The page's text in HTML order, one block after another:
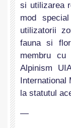
si utilizarea
mod
utilizatorii
fauna si
membru cu
Alpinism
International
la statutul
—